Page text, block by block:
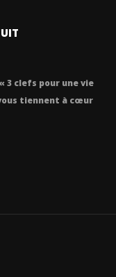
« 3 clefs pour une vie
tiennent à cœur